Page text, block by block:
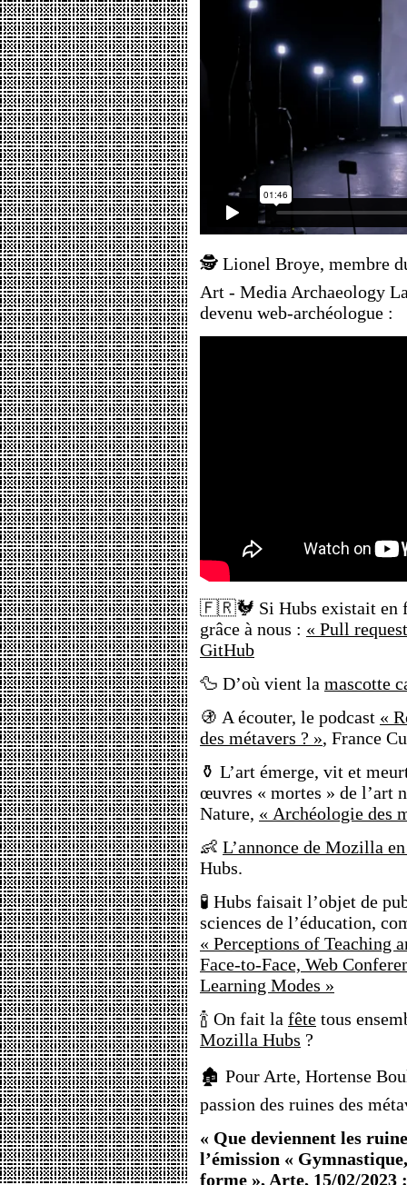
🕵️ Lionel Broye, membre
Art - Media Archaeology
devenu web-archéologue :
🇫🇷🐓 Si Hubs existait en
grâce à nous : « Pull
GitHub
🦆 D’où vient la mascotte
🚯 A écouter, le podcast «
des métavers ? », France
⚱️ L’art émerge, vit et
œuvres « mortes » de l’art
Nature, « Archéologie des
👶 L’annonce de Mozilla
Hubs.
🧪 Hubs faisait l’objet de
sciences de l’éducation,
« Perceptions of Teaching
Face-to-Face, Web
Learning Modes »
🍾 On fait la fête tous
Mozilla Hubs ?
🏚️ Pour Arte, Hortense
passion des ruines des
« Que deviennent les
l’émission «
forme », Arte, 15/02/2023 :